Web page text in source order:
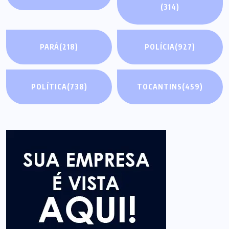
(314)
PARÁ(218) POLÍCIA(927)
POLÍTICA(738) TOCANTINS(459)